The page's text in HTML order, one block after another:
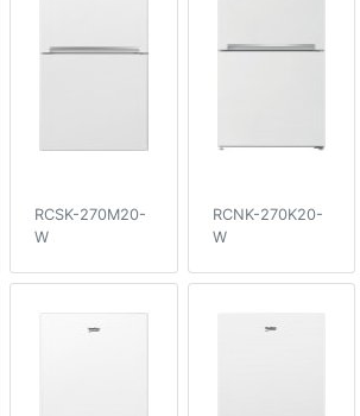
RCSK-270M20-
W
RCNK-270K20-
W